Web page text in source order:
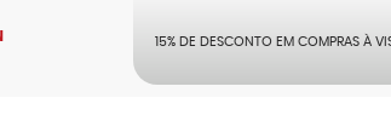
15% DE DESCONTO EM COMPRAS À